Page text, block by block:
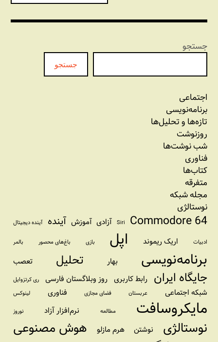
جستجو
جستجو
اجتماعی
برنامه‏‌نویسی
تازه‌‌ها و تحلیل‌ها
روزنوشت
شب نوشت‌ها
فناوری
کتاب‌ها
متفرقه
مجله شبکه
نوستالژی
Commodore 64
Siri آزادی آموزش آینده آینده دیجیتال
ادبیات اریک ریموند اپل بازی باغ‌های محصور بالمر
برنامه‌نویسی بهار تحلیل تعصب
جایگاه ایران رابط کاربری روز وبلاگستان فارسی ری کرتزوایل
شبکه اجتماعی عربستان فضای مجازی فناوری لینوکس
مایکروسافت مطالعه نرم‌افزار آزاد نوروز
نوستالژی نوشتن هرم مازلو هوش مصنوعی